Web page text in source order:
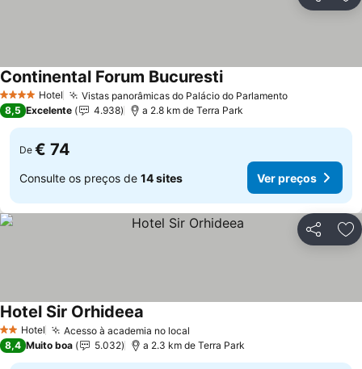
4 EstrelasHotel Vistas panorâmicas do Palácio do ParlamentoVer preços
Continental Forum BucurestiVer preços
8,5 Excelente 4.938 a 2.8 km de Terra Park
De € 74
Consulte os preços de 14 sites Ver preços
Partilhar
2 Estrelas
Hotel Acesso à academia no local
Hotel Sir Orhideea
8,4 Muito boa 5.032 a 2.3 km de Terra Park